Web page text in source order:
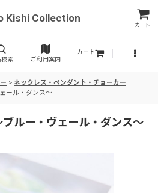
Kishi Collection
カート
検索 ご利用案内
カート
> ネックレス・ペンダント・チョーカー
ール・ダンス〜
ルー・ヴェール・ダンス〜